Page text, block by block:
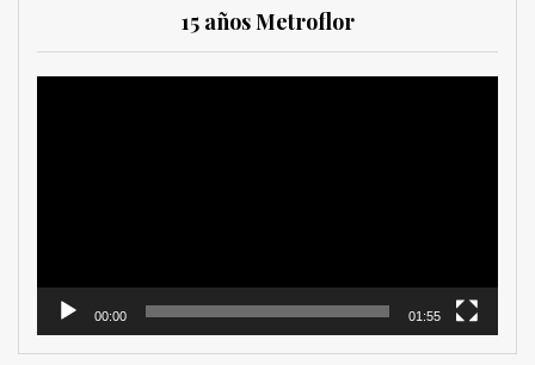
15 años Metroflor
00:00 01:55